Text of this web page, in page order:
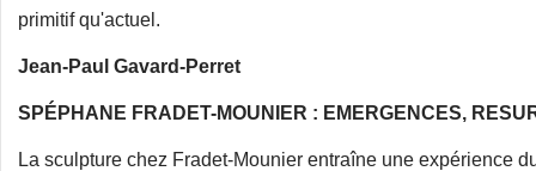
primitif qu'actuel.
Jean-Paul Gavard-Perret
SPÉPHANE FRADET-MOUNIER : EMERGENCES,
La sculpture chez Fradet-Mounier entraîne une expérience